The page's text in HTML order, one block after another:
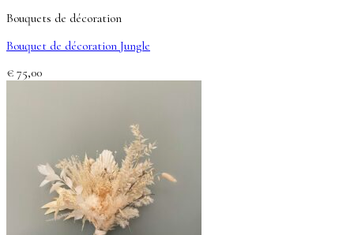
Bouquets de décoration
Bouquet de décoration Jungle
€ 75,00